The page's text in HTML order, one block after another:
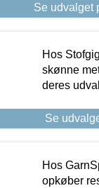
Se udvalget
Hos
skønne
deres
Se
Hos
opkøber